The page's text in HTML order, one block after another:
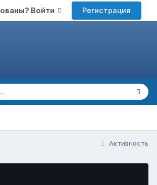
Войти Регистрация
Активность